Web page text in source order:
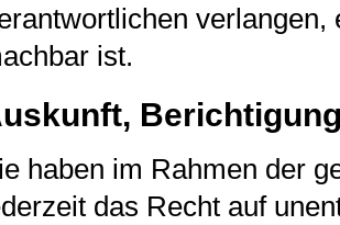
ist.
haben im Rahmen der
das Recht auf